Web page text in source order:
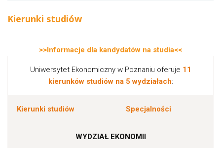
Kierunki studiów
>>Informacje dla kandydatów na studia<<
Uniwersytet Ekonomiczny w Poznaniu oferuje 11
kierunków studiów na 5 wydziałach:
Kierunki studiów Specjalności
WYDZIAŁ EKONOMII